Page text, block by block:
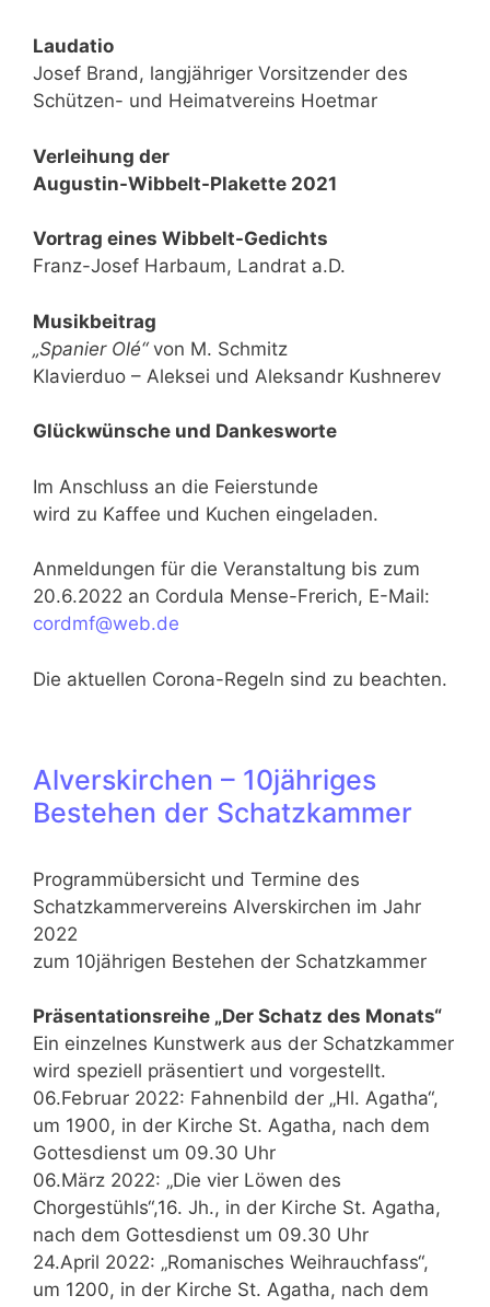
Laudatio
Josef Brand, langjähriger Vorsitzender des
Schützen- und Heimatvereins Hoetmar
Verleihung der
Augustin-Wibbelt-Plakette 2021
Vortrag eines Wibbelt-Gedichts
Franz-Josef Harbaum, Landrat a.D.
Musikbeitrag
„Spanier Olé“von M. Schmitz
Klavierduo – Aleksei und Aleksandr Kushnerev
Glückwünsche und Dankesworte
Im Anschluss an die Feierstunde
wird zu Kaffee und Kuchen eingeladen.
Anmeldungen für die Veranstaltung bis zum
20.6.2022 an Cordula Mense-Frerich, E-Mail:
cordmf@web.de
Die aktuellen Corona-Regeln sind zu beachten.
Alverskirchen – 10jähriges
Bestehen der Schatzkammer
Programmübersicht und Termine des
Schatzkammervereins Alverskirchen im Jahr
2022
zum 10jährigen Bestehen der Schatzkammer
Präsentationsreihe „Der Schatz des Monats“
Ein einzelnes Kunstwerk aus der Schatzkammer
wird speziell präsentiert und vorgestellt.
06.Februar 2022: Fahnenbild der „Hl. Agatha“,
um 1900, in der Kirche St. Agatha, nach dem
Gottesdienst um 09.30 Uhr
06.März 2022: „Die vier Löwen des
Chorgestühls“,16. Jh., in der Kirche St. Agatha,
nach dem Gottesdienst um 09.30 Uhr
24.April 2022: „Romanisches Weihrauchfass“,
um 1200, in der Kirche St. Agatha, nach dem